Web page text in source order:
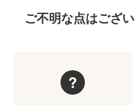
ご不明な点はござ